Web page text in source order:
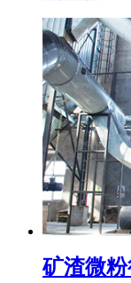
矿渣微